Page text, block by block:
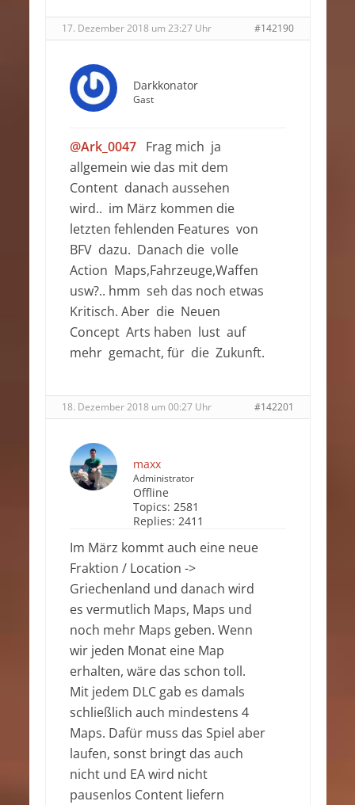
17. Dezember 2018 um 23:27 Uhr #142190
Darkkonator
Gast
@Ark_0047Frag mich ja
allgemein wie das mit dem
Content danach aussehen
wird.. im März kommen die
letzten fehlenden Features von
BFV dazu. Danach die volle
Action Maps,Fahrzeuge,Waffen
usw?.. hmm seh das noch etwas
Kritisch. Aber die Neuen
Concept Arts haben lust auf
mehr gemacht, für die Zukunft.
18. Dezember 2018 um 00:27 Uhr #142201
maxx
Administrator
Offline
Topics: 2581
Replies: 2411
Im März kommt auch eine neue
Fraktion / Location ->
Griechenland und danach wird
es vermutlich Maps, Maps und
noch mehr Maps geben. Wenn
wir jeden Monat eine Map
erhalten, wäre das schon toll.
Mit jedem DLC gab es damals
schließlich auch mindestens 4
Maps. Dafür muss das Spiel aber
laufen, sonst bringt das auch
nicht und EA wird nicht
pausenlos Content liefern